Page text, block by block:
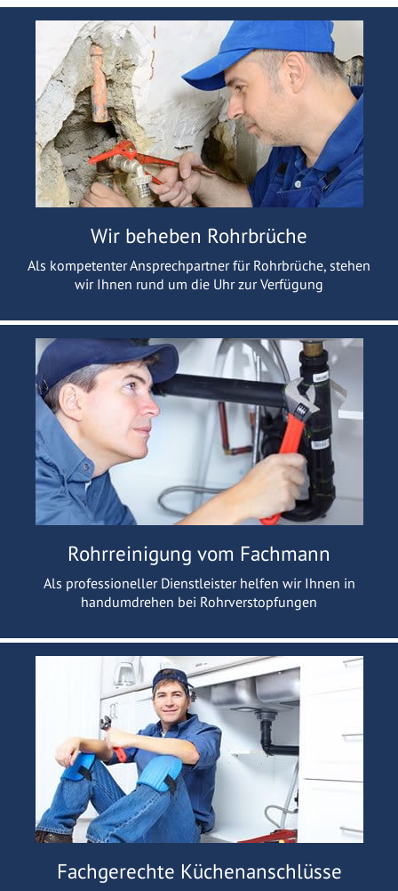
Wir beheben Rohrbrüche
Als kompetenter Ansprechpartner für Rohrbrüche, stehen
wir Ihnen rund um die Uhr zur Verfügung
Rohrreinigung vom Fachmann
Als professioneller Dienstleister helfen wir Ihnen in
handumdrehen bei Rohrverstopfungen
Fachgerechte Küchenanschlüsse